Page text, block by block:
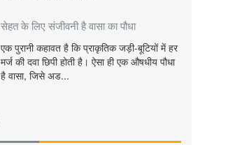
सेहत के लिए संजीवनी है वासा का पौधा
एक पुरानी कहावत है कि प्राकृतिक जड़ी-बूटियों में हर
मर्ज की दवा छिपी होती है। ऐसा ही एक औषधीय पौधा
है वासा, जिसे अड...